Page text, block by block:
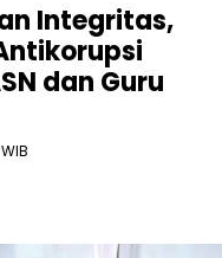
Integritas,
dan Guru